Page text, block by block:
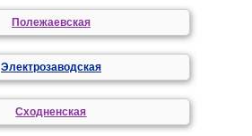
Полежаевская
Электрозаводская
Сходненская